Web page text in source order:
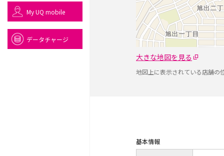
大きな地図を見る
地図上に表示されている店舗の
基本情報
My UQ mobile
データチャージ